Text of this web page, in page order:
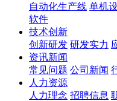
自动化生产线 单机
软件
技术创新
创新研发 研发实力
资讯新闻
常见问题 公司新闻
人力资源
人力理念 招聘信息